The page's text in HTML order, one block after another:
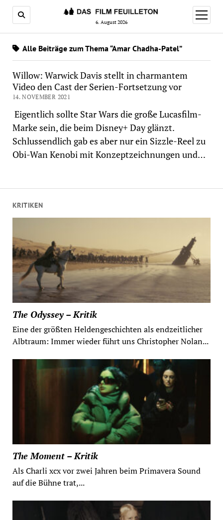
6. August 2026
Menü
öffnen
KRITIKEN
The Odyssey – Kritik
Eine der größten Heldengeschichten als endzeitlicher
Albtraum: Immer wieder führt uns Christopher Nolan...
The Moment – Kritik
Als Charli xcx vor zwei Jahren beim Primavera Sound
auf die Bühne trat,...
Alle Beiträge zum Thema “Amar Chadha-Patel”
Willow: Warwick Davis stellt in charmantem
Video den Cast der Serien-Fortsetzung vor
14. NOVEMBER 2021
Eigentlich sollte Star Wars die große Lucasfilm-
Marke sein, die beim Disney+ Day glänzt.
Schlussendlich gab es aber nur ein Sizzle-Reel zu
Obi-Wan Kenobi mit Konzeptzeichnungen und…